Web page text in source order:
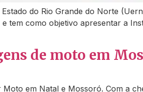
do Rio Grande do Norte
tem como objetivo apresentar a
de moto em
em Natal e Mossoró. Com a